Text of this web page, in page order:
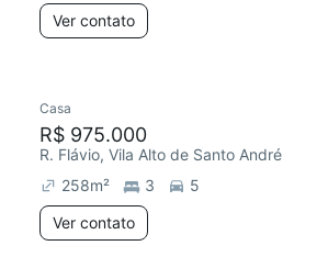
Ver contato
Casa
R$ 975.000
R. Flávio, Vila Alto de Santo André
258m² 3
5
Ver contato